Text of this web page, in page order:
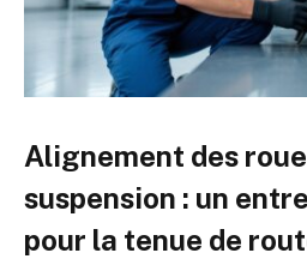
Alignement des
suspension : un
pour la tenue de